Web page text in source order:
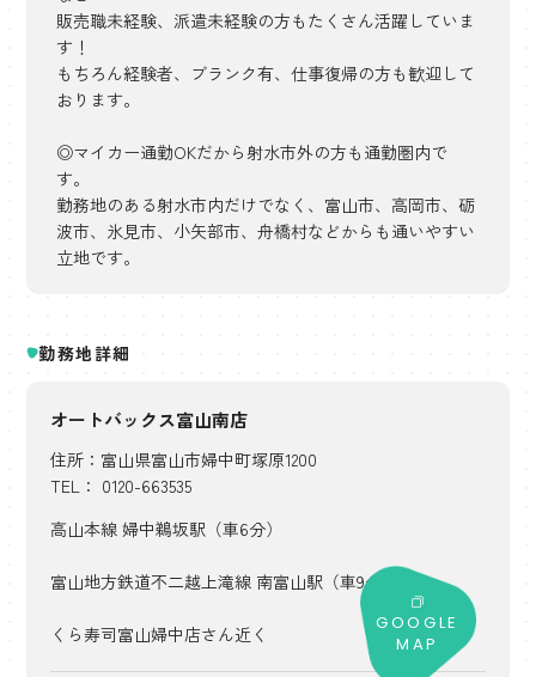
販売職未経験、派遣未経験の方もたくさん活躍していま
す！
もちろん経験者、ブランク有、仕事復帰の方も歓迎して
おります。
◎マイカー通勤OKだから射水市外の方も通勤圏内で
す。
勤務地のある射水市内だけでなく、富山市、高岡市、砺
波市、氷見市、小矢部市、舟橋村などからも通いやすい
立地です。
勤務地詳細
オートバックス富山南店
住所：富山県富山市婦中町塚原1200
TEL： 0120-663535
高山本線 婦中鵜坂駅（車6分）
富山地方鉄道不二越上滝線 南富山駅（車9分）
くら寿司富山婦中店さん近く
GOOGLE
MAP